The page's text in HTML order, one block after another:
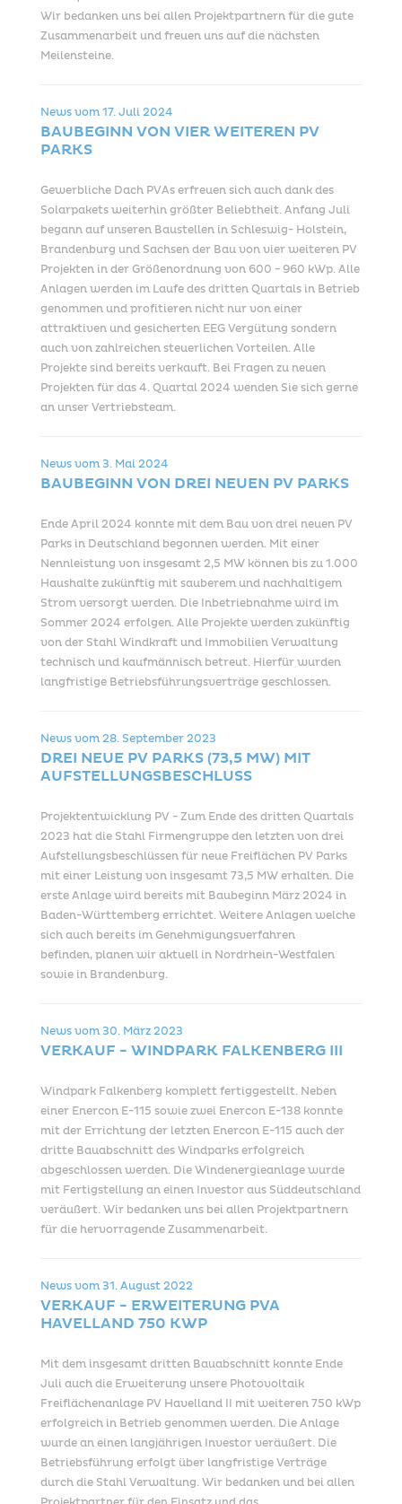
Wir bedanken uns bei allen Projektpartnern für die gute
Zusammenarbeit und freuen uns auf die nächsten
Meilensteine.
News vom17. Juli 2024
BAUBEGINN VON VIER WEITEREN PV
PARKS
Gewerbliche Dach PVAs erfreuen sich auch dank des
Solarpakets weiterhin größter Beliebtheit. Anfang Juli
begann auf unseren Baustellen in Schleswig- Holstein,
Brandenburg und Sachsen der Bau von vier weiteren PV
Projekten in der Größenordnung von 600 - 960 kWp. Alle
Anlagen werden im Laufe des dritten Quartals in Betrieb
genommen und profitieren nicht nur von einer
attraktiven und gesicherten EEG Vergütung sondern
auch von zahlreichen steuerlichen Vorteilen. Alle
Projekte sind bereits verkauft. Bei Fragen zu neuen
Projekten für das 4. Quartal 2024 wenden Sie sich gerne
an unser Vertriebsteam.
News vom 3. Mai 2024
BAUBEGINN VON DREI NEUEN PV PARKS
Ende April 2024 konnte mit dem Bau von drei neuen PV
Parks in Deutschland begonnen werden. Mit einer
Nennleistung von insgesamt 2,5 MW können bis zu 1.000
Haushalte zukünftig mit sauberem und nachhaltigem
Strom versorgt werden. Die Inbetriebnahme wird im
Sommer 2024 erfolgen. Alle Projekte werden zukünftig
von der Stahl Windkraft und Immobilien Verwaltung
technisch und kaufmännisch betreut. Hierfür wurden
langfristige Betriebsführungsverträge geschlossen.
News vom28. September 2023
DREI NEUE PV PARKS (73,5 MW) MIT
AUFSTELLUNGSBESCHLUSS
Projektentwicklung PV - Zum Ende des dritten Quartals
2023 hat die Stahl Firmengruppe den letzten von drei
Aufstellungsbeschlüssen für neue Freiflächen PV Parks
mit einer Leistung von insgesamt 73,5 MW erhalten. Die
erste Anlage wird bereits mit Baubeginn März 2024 in
Baden-Württemberg errichtet. Weitere Anlagen welche
sich auch bereits im Genehmigungsverfahren
befinden, planen wir aktuell in Nordrhein-Westfalen
sowie in Brandenburg.
News vom 30. März 2023
VERKAUF - WINDPARK FALKENBERG III
Windpark Falkenberg komplett fertiggestellt. Neben
einer Enercon E-115 sowie zwei Enercon E-138 konnte
mit der Errichtung der letzten Enercon E-115 auch der
dritte Bauabschnitt des Windparks erfolgreich
abgeschlossen werden. Die Windenergieanlage wurde
mit Fertigstellung an einen Investor aus Süddeutschland
veräußert. Wir bedanken uns bei allen Projektpartnern
für die hervorragende Zusammenarbeit.
News vom 31. August 2022
VERKAUF - ERWEITERUNG PVA
HAVELLAND 750 KWP
Mit dem insgesamt dritten Bauabschnitt konnte Ende
Juli auch die Erweiterung unsere Photovoltaik
Freiflächenanlage PV Havelland II mit weiteren 750 kWp
erfolgreich in Betrieb genommen werden. Die Anlage
wurde an einen langjährigen Investor veräußert. Die
Betriebsführung erfolgt über langfristige Verträge
durch die Stahl Verwaltung. Wir bedanken und bei allen